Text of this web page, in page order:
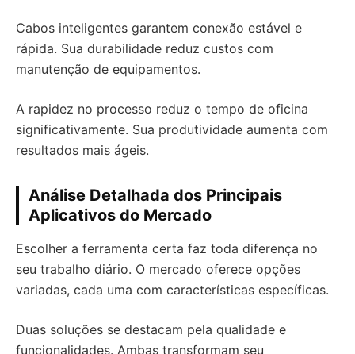
Cabos inteligentes garantem conexão estável e
rápida. Sua durabilidade reduz custos com
manutenção de equipamentos.
A rapidez no processo reduz o tempo de oficina
significativamente. Sua produtividade aumenta com
resultados mais ágeis.
Análise Detalhada dos Principais
Aplicativos do Mercado
Escolher a ferramenta certa faz toda diferença no
seu trabalho diário. O mercado oferece opções
variadas, cada uma com características específicas.
Duas soluções se destacam pela qualidade e
funcionalidades. Ambas transformam seu